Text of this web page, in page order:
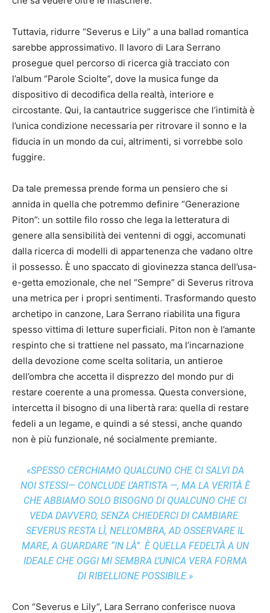
Tuttavia, ridurre “Severus e Lily” a una ballad romantica
sarebbe approssimativo. Il lavoro di Lara Serrano
prosegue quel percorso di ricerca già tracciato con
l’album “Parole Sciolte”, dove la musica funge da
dispositivo di decodifica della realtà, interiore e
circostante. Qui, la cantautrice suggerisce che l’intimità è
l’unica condizione necessaria per ritrovare il sonno e la
fiducia in un mondo da cui, altrimenti, si vorrebbe solo
fuggire.
Da tale premessa prende forma un pensiero che si
annida in quella che potremmo definire “Generazione
Piton”: un sottile filo rosso che lega la letteratura di
genere alla sensibilità dei ventenni di oggi, accomunati
dalla ricerca di modelli di appartenenza che vadano oltre
il possesso. È uno spaccato di giovinezza stanca dell’usa-
e-getta emozionale, che nel “Sempre” di Severus ritrova
una metrica per i propri sentimenti. Trasformando questo
archetipo in canzone, Lara Serrano riabilita una figura
spesso vittima di letture superficiali. Piton non è l’amante
respinto che si trattiene nel passato, ma l’incarnazione
della devozione come scelta solitaria, un antieroe
dell’ombra che accetta il disprezzo del mondo pur di
restare coerente a una promessa. Questa conversione,
intercetta il bisogno di una libertà rara: quella di restare
fedeli a un legame, e quindi a sé stessi, anche quando
non è più funzionale, né socialmente premiante.
«SPESSO CERCHIAMO QUALCUNO CHE CI SALVI DA
NOI STESSI— CONCLUDE L’ARTISTA —, MA LA VERITÀ È
CHE ABBIAMO SOLO BISOGNO DI QUALCUNO CHE CI
VEDA DAVVERO, SENZA CHIEDERCI DI CAMBIARE.
SEVERUS RESTA LÌ, NELL’OMBRA, AD OSSERVARE IL
MARE, A GUARDARE “IN LÀ”. È QUELLA FEDELTÀ A UN
IDEALE CHE OGGI MI SEMBRA L’UNICA VERA FORMA
DI RIBELLIONE POSSIBILE.»
Con “Severus e Lily”, Lara Serrano conferisce nuova